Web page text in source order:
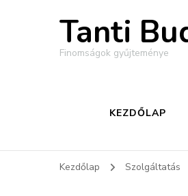
Tanti
Finomságok gyűjteménye
KEZDŐLAP
Kezdőlap Szolgáltatás